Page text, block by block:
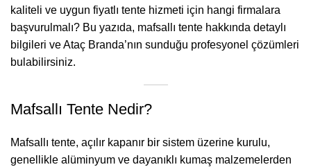
kaliteli ve uygun fiyatlı tente hizmeti için hangi firmalara
başvurulmalı? Bu yazıda, mafsallı tente hakkında detaylı
bilgileri ve Ataç Branda’nın sunduğu profesyonel çözümleri
bulabilirsiniz.
Mafsallı Tente Nedir?
Mafsallı tente, açılır kapanır bir sistem üzerine kurulu,
genellikle alüminyum ve dayanıklı kumaş malzemelerden